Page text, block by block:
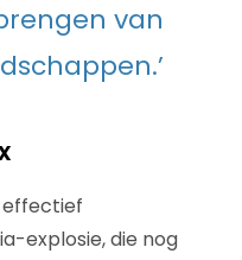
van
effectief
explosie, die nog